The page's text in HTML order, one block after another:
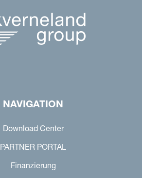
NAVIGATION
Download Center
PARTNER PORTAL
Finanzierung